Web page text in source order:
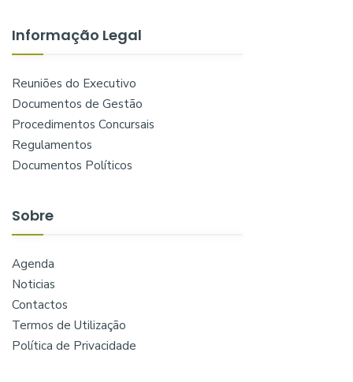
Informação Legal
Reuniões do Executivo
Documentos de Gestão
Procedimentos Concursais
Regulamentos
Documentos Políticos
Sobre
Agenda
Noticias
Contactos
Termos de Utilização
Política de Privacidade